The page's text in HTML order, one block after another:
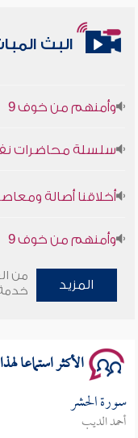
البث
أخلاقنا أصالة
المزيد
من
خدمة
الأكثر استماعا
سورة الحشر
أحمد الديب